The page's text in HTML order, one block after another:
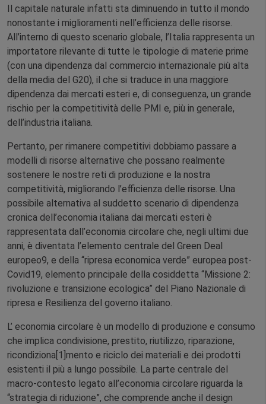
Il capitale naturale infatti sta diminuendo in tutto il mondo
nonostante i miglioramenti nell’efficienza delle risorse.
All’interno di questo scenario globale, l’Italia rappresenta un
importatore rilevante di tutte le tipologie di materie prime
(con una dipendenza dal commercio internazionale più alta
della media del G20), il che si traduce in una maggiore
dipendenza dai mercati esteri e, di conseguenza, un grande
rischio per la competitività delle PMI e, più in generale,
dell’industria italiana.
Pertanto, per rimanere competitivi dobbiamo passare a
modelli di risorse alternative che possano realmente
sostenere le nostre reti di produzione e la nostra
competitività, migliorando l’efficienza delle risorse. Una
possibile alternativa al suddetto scenario di dipendenza
cronica dell’economia italiana dai mercati esteri è
rappresentata dall’economia circolare che, negli ultimi due
anni, è diventata l’elemento centrale del Green Deal
europeo9, e della “ripresa economica verde” europea post-
Covid19, elemento principale della cosiddetta “Missione 2:
rivoluzione e transizione ecologica” del Piano Nazionale di
ripresa e Resilienza del governo italiano.
L’ economia circolare è un modello di produzione e consumo
che implica condivisione, prestito, riutilizzo, riparazione,
ricondiziona[1]mento e riciclo dei materiali e dei prodotti
esistenti il più a lungo possibile. La parte centrale del
macro-contesto legato all’economia circolare riguarda la
“strategia di riduzione”, che comprende anche il design